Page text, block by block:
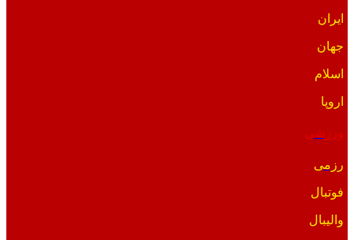
ایران
جهان
اسلام
اروپا
ورزشی
رزمی
فوتبال
والیبال